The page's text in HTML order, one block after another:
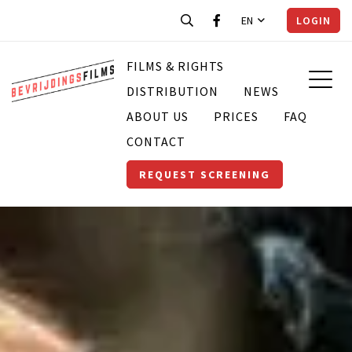
EN LOGIN
FILMS & RIGHTS
DISTRIBUTION
NEWS
ABOUT US
PRICES
FAQ
CONTACT
REQUEST SCREENING